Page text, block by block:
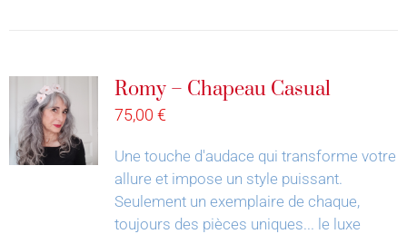
Romy – Chapeau Casual
75,00 €
Une touche d'audace qui transforme votre
allure et impose un style puissant.
Seulement un exemplaire de chaque,
toujours des pièces uniques... le luxe